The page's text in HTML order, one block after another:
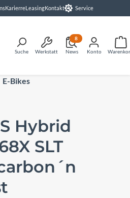
KarierreLeasingKontakt Service
Suche Werkstatt News
8
Konto
E-Bikes
Hybrid
SLT